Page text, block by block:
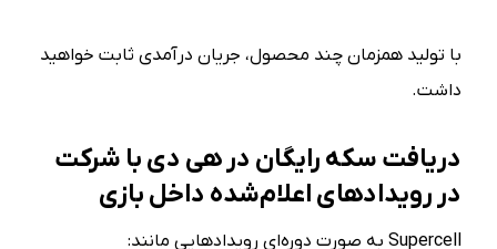
با تولید همزمان چند محصول، جریان درآمدی ثابت خواهید
داشت.
دریافت سکه رایگان در هی دی با شرکت
در رویدادهای اعلام‌شده داخل بازی
Supercell به صورت دوره‌ای رویدادهایی مانند: